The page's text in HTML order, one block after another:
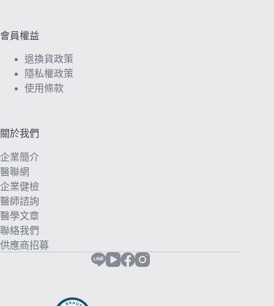
會員權益
退換貨政策
隱私權政策
使用條款
關於我們
企業簡介
醫聯網
企業健檢
醫師諮詢
醫學文章
聯絡我們
供應商招募